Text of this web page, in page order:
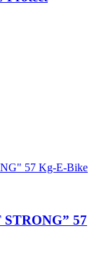
57